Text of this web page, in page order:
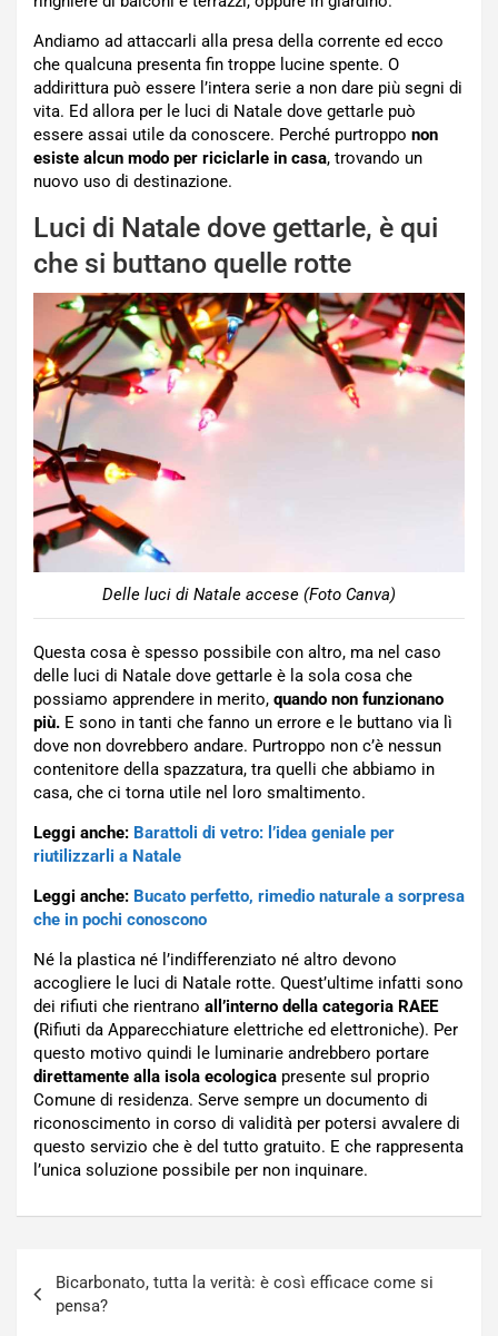
Andiamo ad attaccarli alla presa della corrente ed ecco
che qualcuna presenta fin troppe lucine spente. O
addirittura può essere l’intera serie a non dare più segni di
vita. Ed allora per le luci di Natale dove gettarle può
essere assai utile da conoscere. Perché purtroppo non
esiste alcun modo per riciclarle in casa, trovando un
nuovo uso di destinazione.
Luci di Natale dove gettarle, è qui
che si buttano quelle rotte
Delle luci di Natale accese (Foto Canva)
Questa cosa è spesso possibile con altro, ma nel caso
delle luci di Natale dove gettarle è la sola cosa che
possiamo apprendere in merito, quando non funzionano
più. E sono in tanti che fanno un errore e le buttano via lì
dove non dovrebbero andare. Purtroppo non c’è nessun
contenitore della spazzatura, tra quelli che abbiamo in
casa, che ci torna utile nel loro smaltimento.
Leggi anche: Barattoli di vetro: l’idea geniale per
riutilizzarli a Natale
Leggi anche: Bucato perfetto, rimedio naturale a sorpresa
che in pochi conoscono
Né la plastica né l’indifferenziato né altro devono
accogliere le luci di Natale rotte. Quest’ultime infatti sono
dei rifiuti che rientrano all’interno della categoria RAEE
(Rifiuti da Apparecchiature elettriche ed elettroniche). Per
questo motivo quindi le luminarie andrebbero portare
direttamente alla isola ecologica presente sul proprio
Comune di residenza. Serve sempre un documento di
riconoscimento in corso di validità per potersi avvalere di
questo servizio che è del tutto gratuito. E che rappresenta
l’unica soluzione possibile per non inquinare.
articoli
Bicarbonato, tutta la verità: è così efficace come si
pensa?